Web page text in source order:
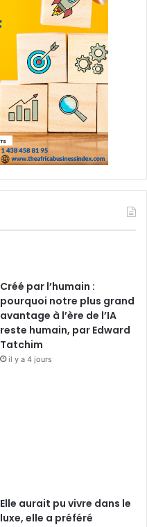
Créé par l’humain :
pourquoi notre plus grand
avantage à l’ère de l’IA
reste humain, par Edward
Tatchim
il y a 4 jours
Elle aurait pu vivre dans le
luxe, elle a préféré